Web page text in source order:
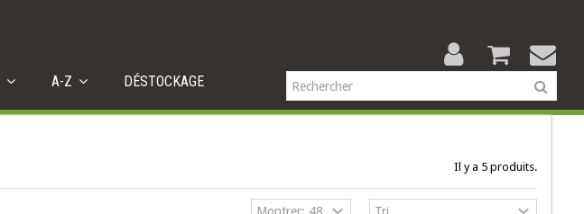
A-Z DÉSTOCKAGE
Il y a 5 produits.